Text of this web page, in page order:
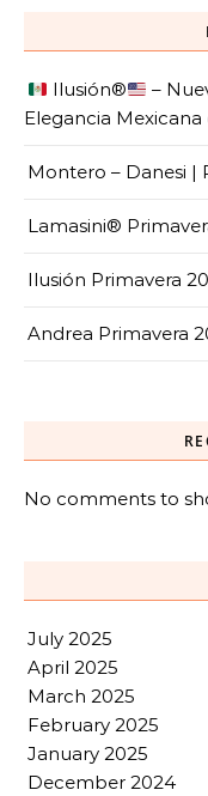
Ilusión®️
–
Elegancia
Montero – Danesi |
Lamasini®
Ilusión Primavera
Andrea Primavera
No comments to
July 2025
April 2025
March 2025
February 2025
January 2025
December 2024